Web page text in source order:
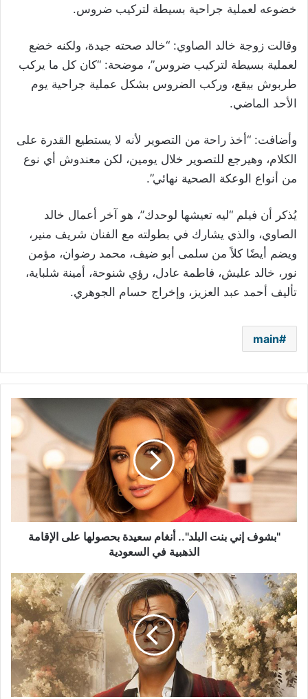
خضوعه لعملية جراحية بسيطة لتركيب ضروس.
وقالت زوجة خالد الصاوي: “خالد صحته جيدة، ولكنه خضع
لعملية بسيطة لتركيب ضروس”، موضحة: “كان كل ما يركب
طربوش بيقع، وركب الضروس بشكل عملية جراحية يوم
الأحد الماضي.
وأضافت: “أخذ راحة من التصوير لأنه لا يستطيع القدرة على
الكلام، وهيرجع للتصوير خلال يومين، لكن معندوش أي نوع
من أنواع الوعكة الصحية نهائي”.
يُذكر أن فيلم “ليه تعيشها لوحدك”، هو آخر أعمال خالد
الصاوي، والذي يشارك في بطولته مع الفنان شريف منير،
ويضم أيضًا كلاً من سلمى أبو ضيف، محمد رضوان، مؤمن
نور، خالد عليش، فاطمة عادل، رؤي شنوحة، أمينة شلباية،
تأليف أحمد عبد العزيز، وإخراج حسام الجوهري.
main
"بشوف
إني
بنت
البلد"..
أنغام
سعيدة
بحصولها
الإقامة
الذهبية"بشوف إني بنت البلد".. أنغام سعيدة بحصولها على الإقامة
الذهبية في السعودية
"لأول
مرة
في
التاريخ"..
فيلم
محمد
إمام
"أبو
نسب"